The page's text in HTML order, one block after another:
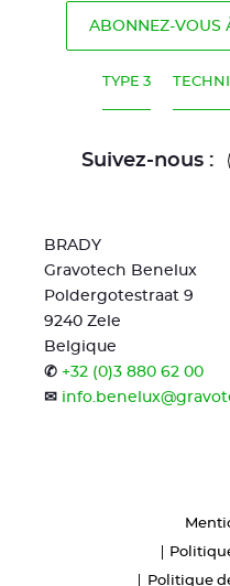
ABONNEZ-VOUS
TYPE 3
Suivez-nous :
BRADY
Gravotech Benelux
Poldergotestraat 9
9240 Zele
Belgique
✆ +32 (0)3 880 62 00
✉
Politique